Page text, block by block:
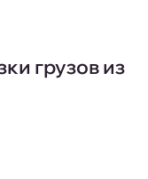
грузов из